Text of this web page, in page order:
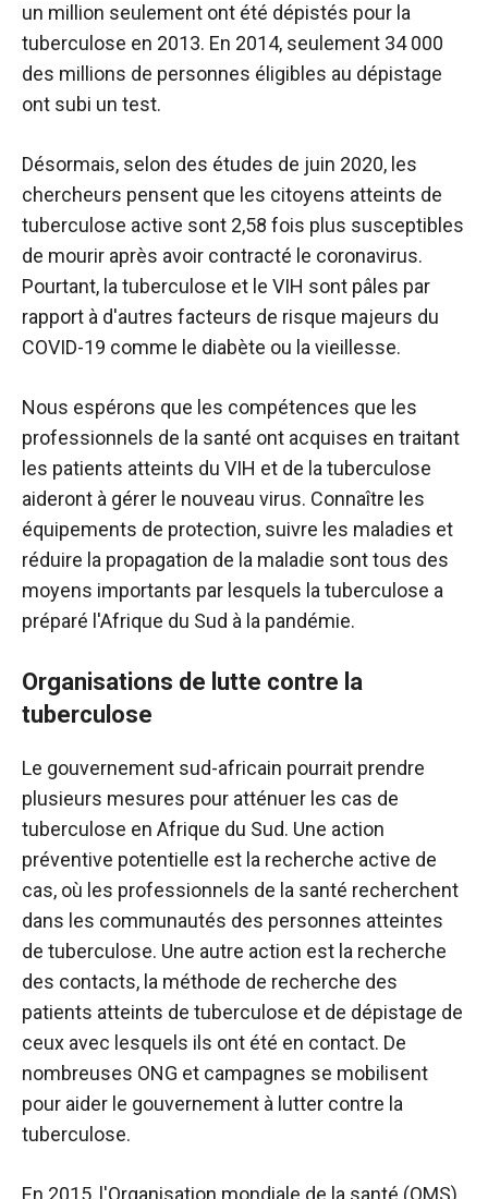
un million seulement ont été dépistés pour la
tuberculose en 2013. En 2014, seulement 34 000
des millions de personnes éligibles au dépistage
ont subi un test.
Désormais, selon des études de juin 2020, les
chercheurs pensent que les citoyens atteints de
tuberculose active sont 2,58 fois plus susceptibles
de mourir après avoir contracté le coronavirus.
Pourtant, la tuberculose et le VIH sont pâles par
rapport à d'autres facteurs de risque majeurs du
COVID-19 comme le diabète ou la vieillesse.
Nous espérons que les compétences que les
professionnels de la santé ont acquises en traitant
les patients atteints du VIH et de la tuberculose
aideront à gérer le nouveau virus. Connaître les
équipements de protection, suivre les maladies et
réduire la propagation de la maladie sont tous des
moyens importants par lesquels la tuberculose a
préparé l'Afrique du Sud à la pandémie.
Organisations de lutte contre la
tuberculose
Le gouvernement sud-africain pourrait prendre
plusieurs mesures pour atténuer les cas de
tuberculose en Afrique du Sud. Une action
préventive potentielle est la recherche active de
cas, où les professionnels de la santé recherchent
dans les communautés des personnes atteintes
de tuberculose. Une autre action est la recherche
des contacts, la méthode de recherche des
patients atteints de tuberculose et de dépistage de
ceux avec lesquels ils ont été en contact. De
nombreuses ONG et campagnes se mobilisent
pour aider le gouvernement à lutter contre la
tuberculose.
En 2015, l'Organisation mondiale de la santé (OMS)